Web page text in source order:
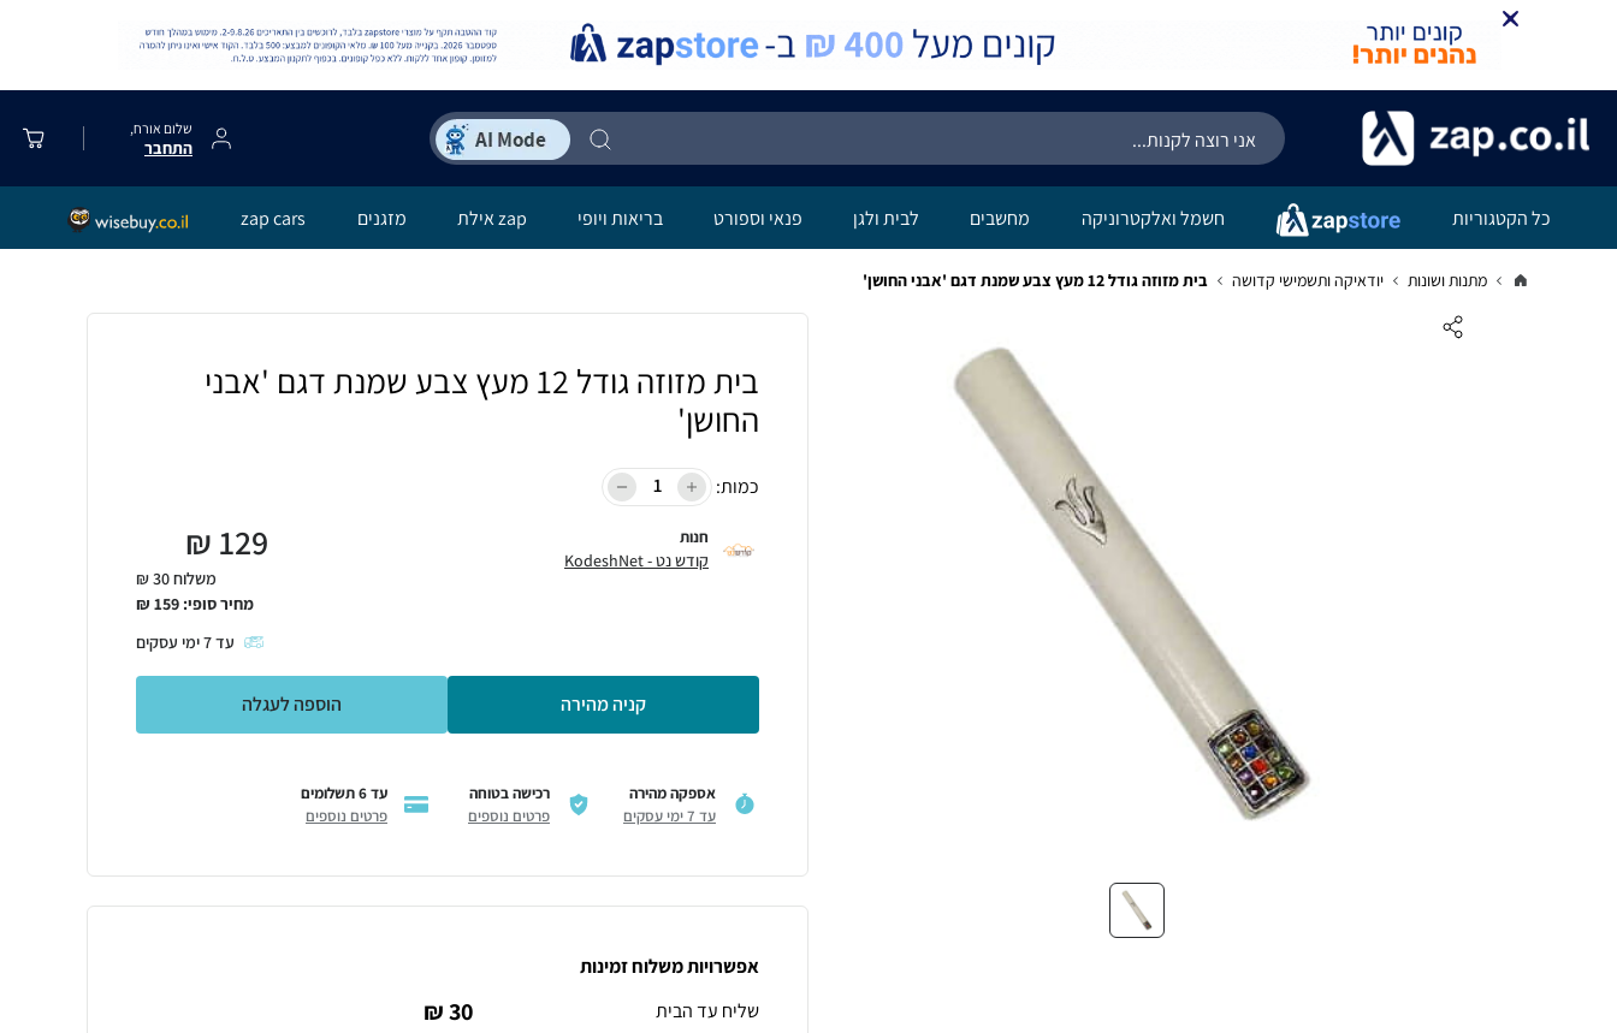
שלום אורח,
התחבר
כל הקטגוריות חשמל ואלקטרוניקה מחשבים לבית ולגן פנאי וספורט בריאות ויופי zap אילת מזגנים zap cars
מתנות ושונות יודאיקה ותשמישי קדושה בית מזוזה גודל 12 מעץ צבע שמנת דגם 'אבני החושן'
בית מזוזה גודל 12 מעץ צבע שמנת דגם 'אבני
החושן'
כמות:
חנות
קודש נט - KodeshNet 129
₪
משלוח 30 ₪
מחיר סופי: 159
₪
עד7ימי עסקים
קניה מהירה הוספה לעגלה
אספקה מהירה
עד 7 ימי עסקים
רכישה בטוחה
פרטים נוספים
עד 6 תשלומים
פרטים נוספים
אפשרויות משלוח זמינות
שליח עד הבית
30 ₪